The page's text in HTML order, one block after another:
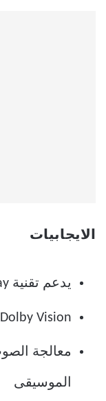
الايجابيات
يدعم تقنية 4K UHD Blu-ray
Dolby Vision و HDR10
الموسيقى